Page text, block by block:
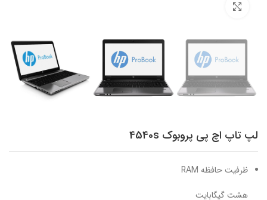
لپ تاپ اچ پی پروبوک 4540s
ظرفیت حافظه RAM
هشت گیگابایت